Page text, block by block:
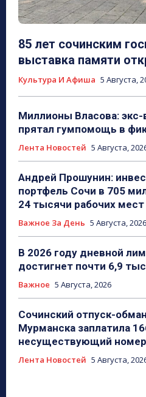
85 лет сочинским
выставка памяти
Культура И Афиша 5 Августа,
Миллионы Власова: экс-
прятал гумпомощь в
Лента Новостей 5 Августа,
Андрей Прошунин:
портфель Сочи в 705
24 тысячи рабочих мест
Важное За День 5 Августа, 2026
В 2026 году дневной
достигнет почти 6,9
Важное 5 Августа, 2026
Сочинский отпуск-
Мурманска заплатила
несуществующий номер
Лента Новостей 5 Августа,